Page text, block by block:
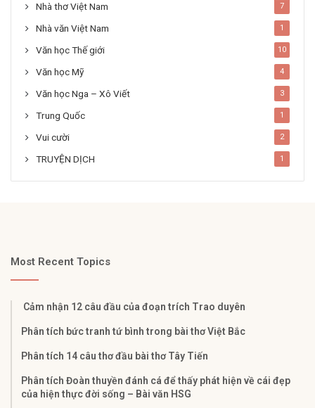
Nhà thơ Việt Nam 7
Nhà văn Việt Nam 1
Văn học Thế giới 10
Văn học Mỹ 4
Văn học Nga – Xô Viết 3
Trung Quốc 1
Vui cười 2
TRUYỆN DỊCH 1
Most Recent Topics
Cảm nhận 12 câu đầu của đoạn trích Trao duyên
Phân tích bức tranh tứ bình trong bài thơ Việt Bắc
Phân tích 14 câu thơ đầu bài thơ Tây Tiến
Phân tích Đoàn thuyền đánh cá để thấy phát hiện về cái đẹp
của hiện thực đời sống – Bài văn HSG